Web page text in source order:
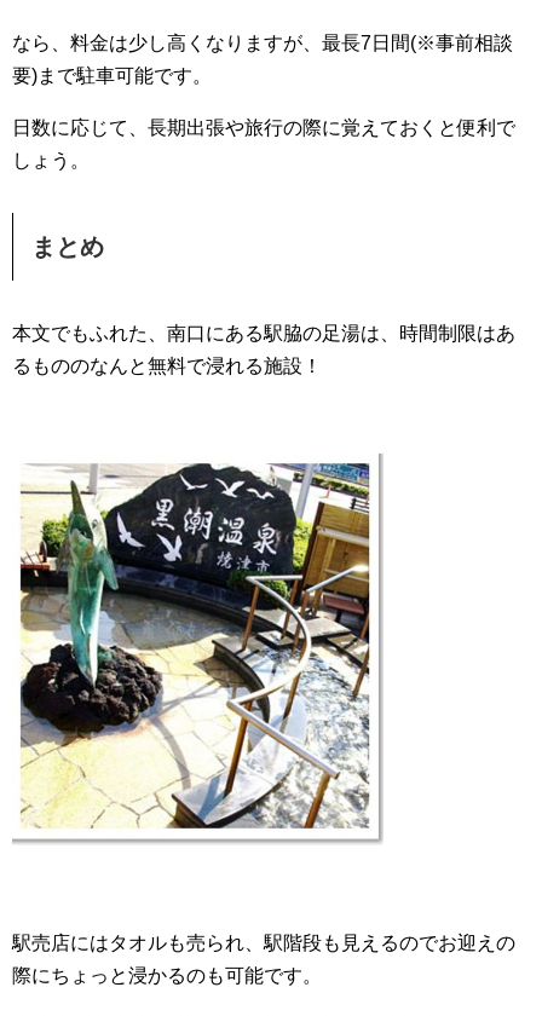
なら、料金は少し高くなりますが、最長7日間(※事前相談
要)まで駐車可能です。
日数に応じて、長期出張や旅行の際に覚えておくと便利で
しょう。
まとめ
本文でもふれた、南口にある駅脇の足湯は、時間制限はあ
るもののなんと無料で浸れる施設！
駅売店にはタオルも売られ、駅階段も見えるのでお迎えの
際にちょっと浸かるのも可能です。